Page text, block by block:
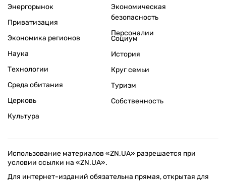
Энергорынок
Приватизация
Экономика регионов
Экономическая
безопасность
Персоналии
Наука
Технологии
Среда обитания
Церковь
Культура
Социум
История
Круг семьи
Туризм
Собственность
Использование материалов «ZN.UA» разрешается при
условии ссылки на «ZN.UA».
Для интернет-изданий обязательна прямая, открытая для